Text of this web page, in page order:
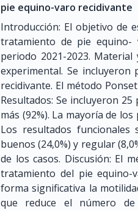
pie equino-varo recidivante
Introducción: El objetivo de
tratamiento de pie equino-
periodo 2021-2023.
experimental. Se incluyeron
recidivante. El método
Resultados: Se incluyeron
más (92%). La mayoría de
Los resultados funcionales
buenos (24,0%) y regular
de los casos. Discusión: El
tratamiento del pie equino-
forma significativa la
que reduce el número